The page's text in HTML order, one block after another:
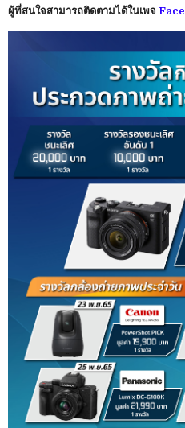
ผู้ที่สนใจสามารถติดตามได้ในเพจ